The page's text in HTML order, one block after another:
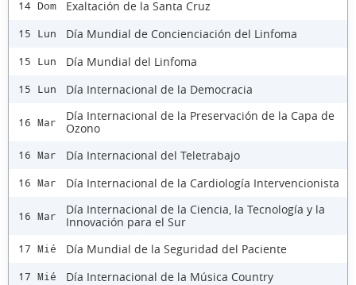
14 Dom Exaltación de la Santa Cruz
15 Lun Día Mundial de Concienciación del Linfoma
15 Lun Día Mundial del Linfoma
15 Lun Día Internacional de la Democracia
16 Mar
Día Internacional de la Preservación de la Capa de
Ozono
16 Mar Día Internacional del Teletrabajo
16 Mar Día Internacional de la Cardiología Intervencionista
16 Mar
Día Internacional de la Ciencia, la Tecnología y la
Innovación para el Sur
17 Mié Día Mundial de la Seguridad del Paciente
17 Mié Día Internacional de la Música Country